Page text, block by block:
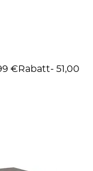
€ Rabatt- 51,00